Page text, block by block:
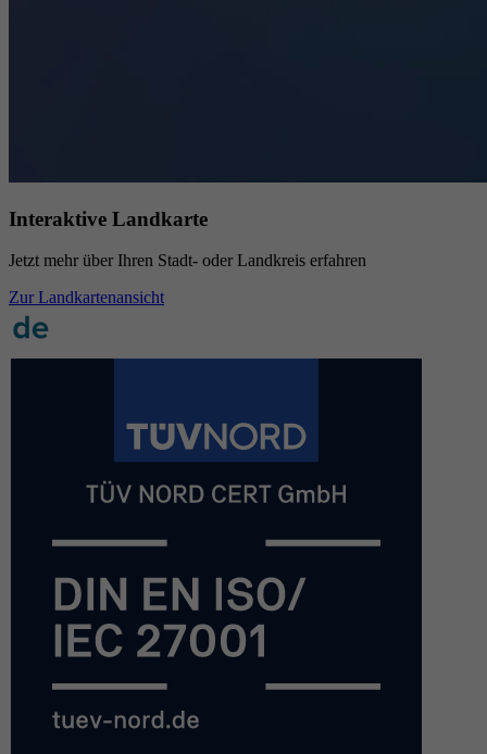
Interaktive Landkarte
Jetzt mehr über Ihren Stadt- oder Landkreis erfahren
Zur Landkartenansicht